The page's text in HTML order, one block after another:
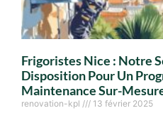
Frigoristes Nice : Notre
Disposition Pour Un
Maintenance Sur-
renovation-kpl 13 février 2025